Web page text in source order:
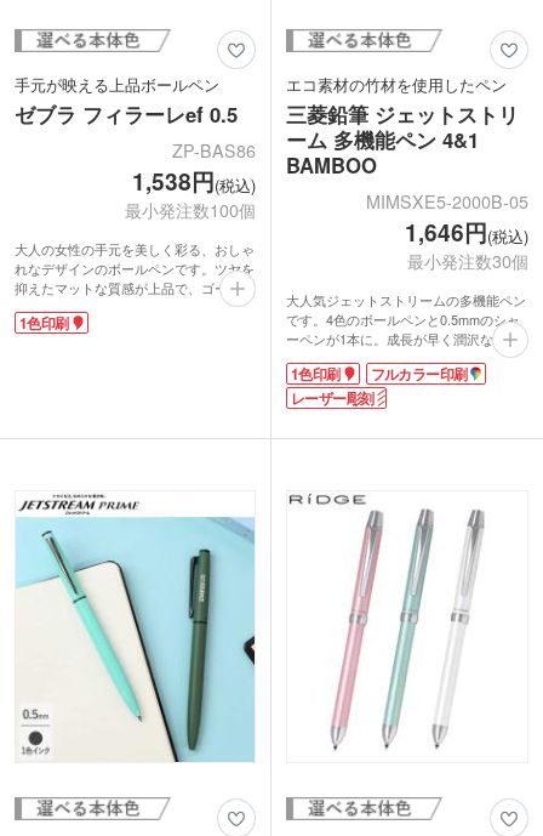
手元が映える上品ボールペン
ゼブラ フィラーレef 0.5
ZP-BAS86
1,538円(税込)
最小発注数100個
大人の女性の手元を美しく彩る、おしゃ
れなデザインのボールペンです。ツヤを
抑えたマットな質感が上品で、ゴールド
パーツが華やかさをプラスしてくれま
す。手になじむ曲線のフォルムは細身な
があるので、大学の卒業記念品や企業の
いたします。
1色印刷
エコ素材の竹材を使用したペン
三菱鉛筆 ジェットストリ
ーム 多機能ペン 4&1
BAMBOO
MIMSXE5-2000B-05
1,646円(税込)
最小発注数30個
大人気ジェットストリームの多機能ペン
です。4色のボールペンと0.5mmのシャ
ーペンが1本に。成長が早く潤沢な資源
であることからエコな素材と言われてい
る竹材を使用。天然素材ならではの個体
差を楽しめます。ボディーカラーは天然
す。
年記念にぴったりです。
1色印刷
フルカラー印刷
レーザー彫刻